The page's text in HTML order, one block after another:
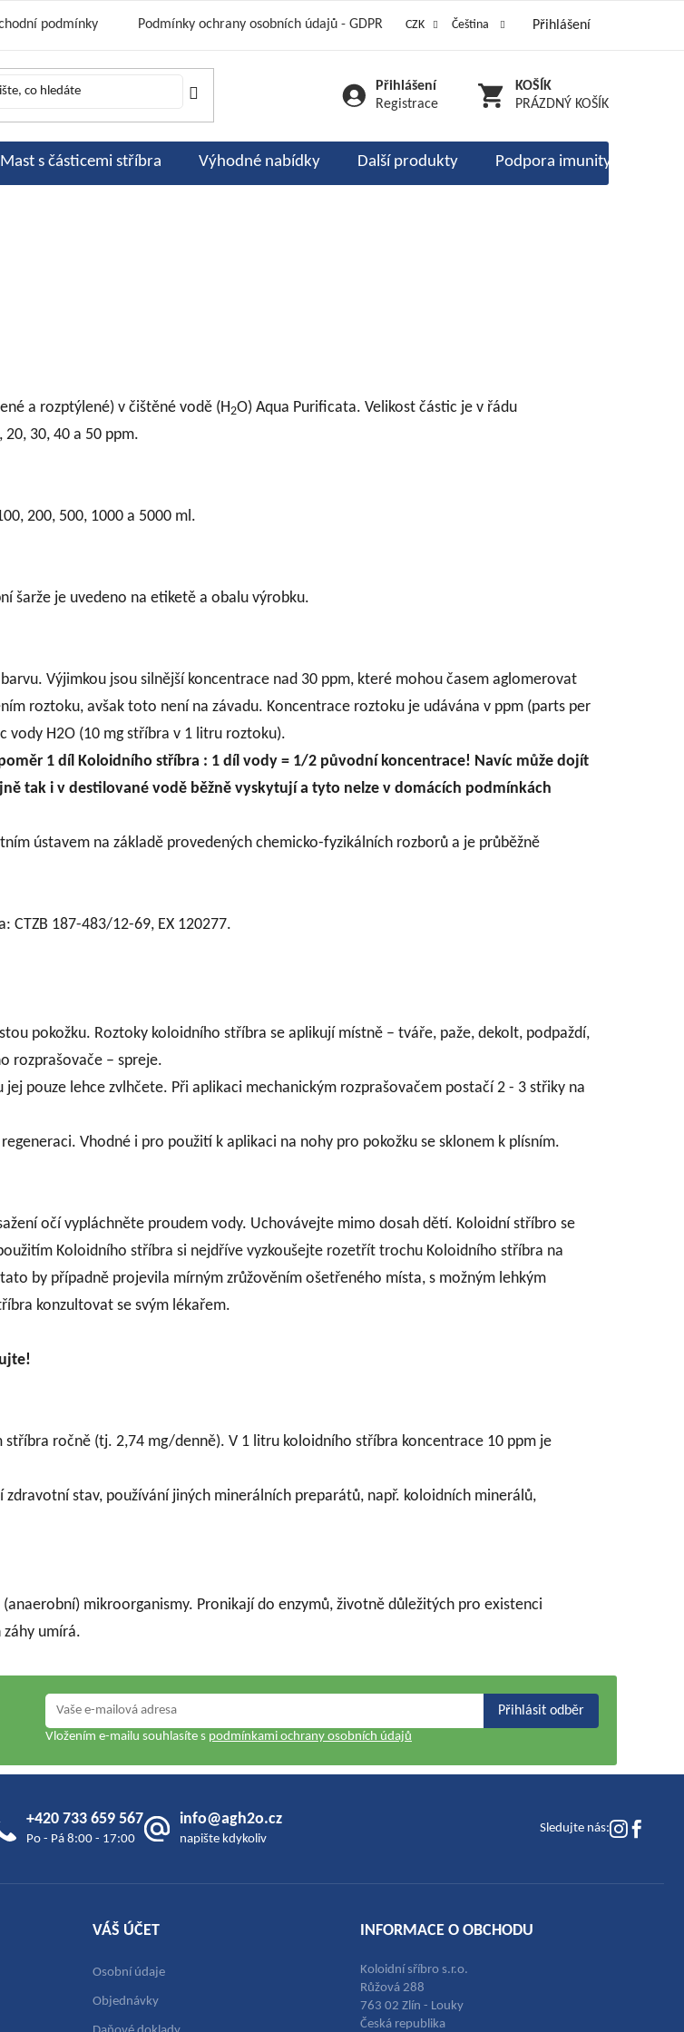
podmínky
Podmínky ochrany osobních údajů - GDPR
Hodnocení obchodu
CZK Čeština Přihlášení
Přihlášení
Registrace
NÁKUPNÍPRÁZDNÝ KOŠÍK
Mast s částicemi stříbra Výhodné nabídky Další produkty Podpora imunity
a rozptýlené) v čištěné vodě (H2O) Aqua Purificata. Velikost částic je v řádu
30, 40 a 50 ppm.
200, 500, 1000 a 5000 ml.
šarže je uvedeno na etiketě a obalu výrobku.
Výjimkou jsou silnější koncentrace nad 30 ppm, které mohou časem aglomerovat
roztoku, avšak toto není na závadu. Koncentrace roztoku je udávána v ppm (parts per
vody H2O (10 mg stříbra v 1 litru roztoku).
1 díl Koloidního stříbra : 1 díl vody = 1/2 původní koncentrace! Navíc může dojít
tak i v destilované vodě běžně vyskytují a tyto nelze v domácích podmínkách
ústavem na základě provedených chemicko-fyzikálních rozborů a je průběžně
187-483/12-69, EX 120277.
pokožku. Roztoky koloidního stříbra se aplikují místně – tváře, paže, dekolt, podpaždí,
rozprašovače – spreje.
pouze lehce zvlhčete. Při aplikaci mechanickým rozprašovačem postačí 2 - 3 střiky na
Vhodné i pro použití k aplikaci na nohy pro pokožku se sklonem k plísním.
očí vypláchněte proudem vody. Uchovávejte mimo dosah dětí. Koloidní stříbro se
Koloidního stříbra si nejdříve vyzkoušejte rozetřít trochu Koloidního stříbra na
by případně projevila mírným zrůžověním ošetřeného místa, s možným lehkým
konzultovat se svým lékařem.
ročně (tj. 2,74 mg/denně). V 1 litru koloidního stříbra koncentrace 10 ppm je
stav, používání jiných minerálních preparátů, např. koloidních minerálů,
mikroorganismy. Pronikají do enzymů, životně důležitých pro existenci
umírá.
Přihlásit odběr
Vložením e-mailu souhlasíte s podmínkami ochrany osobních údajů
+420 733 659 567
Po - Pá 8:00 - 17:00
info@agh2o.cz
napište kdykoliv
Sledujte nás:
VÁŠ ÚČET
Osobní údaje
Objednávky
INFORMACE O OBCHODU
Koloidní sříbro s.r.o.
Růžová 288
763 02 Zlín - Louky
Česká republika